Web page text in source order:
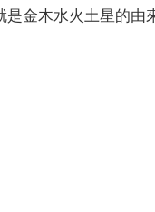
金木水火土星的由